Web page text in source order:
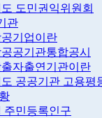
도민권익위원회
관
기업이란
공기관통합공시
자출연기관이란
공공기관 고용평
주민등록인구